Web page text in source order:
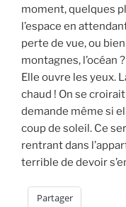
moment, quelques
l’espace en
perte de vue, ou
montagnes, l’océan
Elle ouvre les yeux.
chaud ! On se
demande même si
coup de soleil. Ce
rentrant dans
terrible de devoir
Partager